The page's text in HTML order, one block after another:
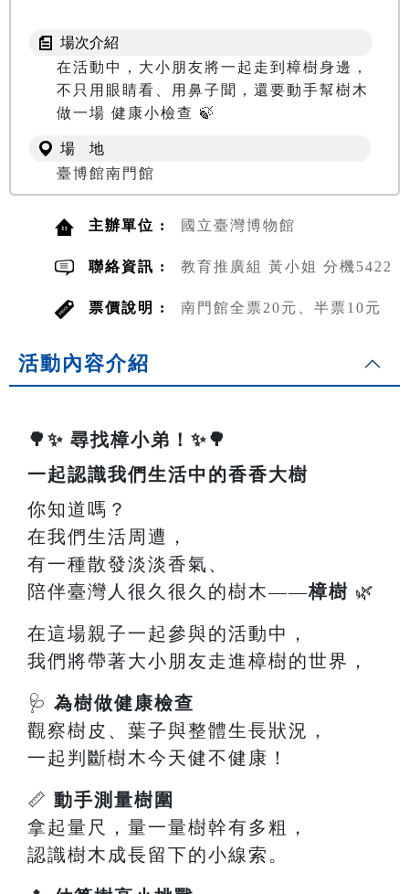
場次介紹
在活動中，大小朋友將一起走到樟樹身邊，
不只用眼睛看、用鼻子聞，還要動手幫樹木
做一場 健康小檢查 🍃
場 地
臺博館南門館
主辦單位 : 國立臺灣博物館
聯絡資訊 : 教育推廣組 黃小姐 分機5422
票價說明 : 南門館全票20元、半票10元
活動內容介紹
🌳✨ 尋找樟小弟！✨🌳
一起認識我們生活中的香香大樹
你知道嗎？
在我們生活周遭，
有一種散發淡淡香氣、
陪伴臺灣人很久很久的樹木——樟樹 🌿
在這場親子一起參與的活動中，
我們將帶著大小朋友走進樟樹的世界，
🩺 為樹做健康檢查
觀察樹皮、葉子與整體生長狀況，
一起判斷樹木今天健不健康！
📏 動手測量樹圍
拿起量尺，量一量樹幹有多粗，
認識樹木成長留下的小線索。